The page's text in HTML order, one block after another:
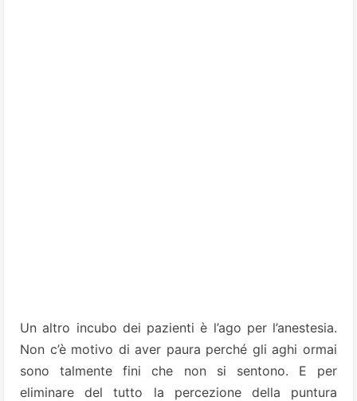
Un altro incubo dei pazienti è l’ago per l’anestesia.
Non c’è motivo di aver paura perché gli aghi ormai
sono talmente fini che non si sentono. E per
eliminare del tutto la percezione della puntura